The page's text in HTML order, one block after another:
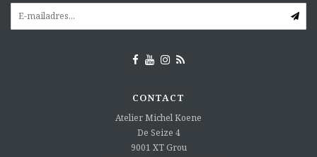
CONTACT
Atelier Michel Koene
De Seize 4
9001 XT Grou